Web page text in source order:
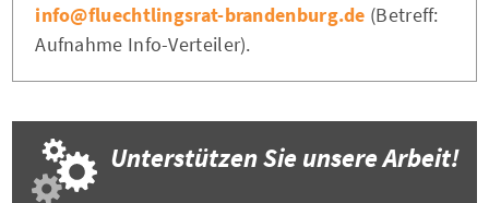
info@fluechtlingsrat-brandenburg.de (Betreff:
Aufnahme Info-Verteiler).
Unterstützen Sie unsere Arbeit!